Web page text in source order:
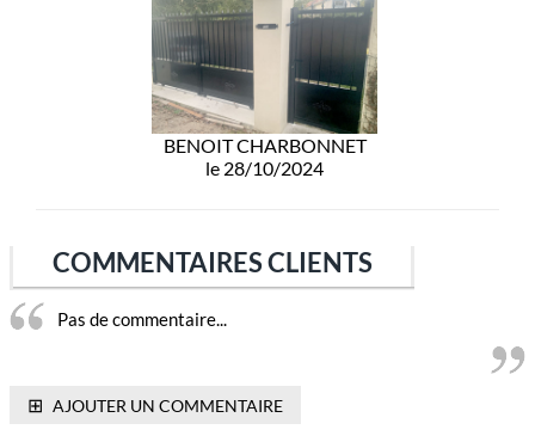
BENOIT CHARBONNET
le 28/10/2024
COMMENTAIRES CLIENTS
Pas de commentaire...
⊞ AJOUTER UN COMMENTAIRE